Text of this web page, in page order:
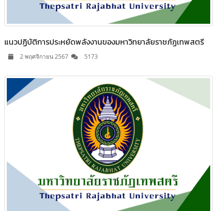
แนวปฏิบัติการประหยัดพลังงานของมหาวิทยาลัยราชภัฏเทพสตรี
2 พฤศจิกายน 2567 5173